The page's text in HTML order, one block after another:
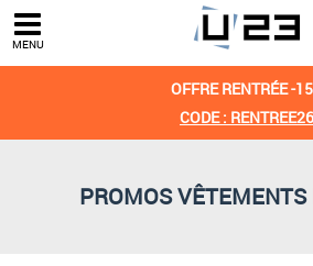
MENU
OFFRE RENTRÉE -
CODE : RENTREE26
PROMOS
Trier par
Derniers arrivages
Meilleures remises